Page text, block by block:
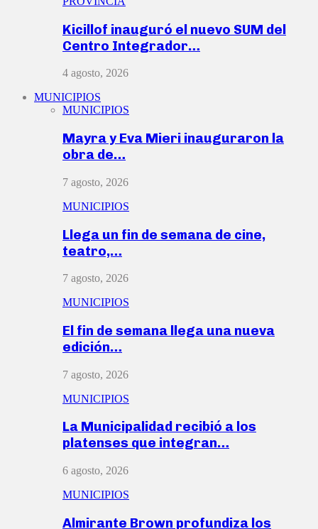
Kicillof inauguró el nuevo SUM del
Centro Integrador…
4 agosto, 2026
MUNICIPIOS
MUNICIPIOS
Mayra y Eva Mieri inauguraron la
obra de…
7 agosto, 2026
MUNICIPIOS
Llega un fin de semana de cine,
teatro,…
7 agosto, 2026
MUNICIPIOS
El fin de semana llega una nueva
edición…
7 agosto, 2026
MUNICIPIOS
La Municipalidad recibió a los
platenses que integran…
6 agosto, 2026
MUNICIPIOS
Almirante Brown profundiza los